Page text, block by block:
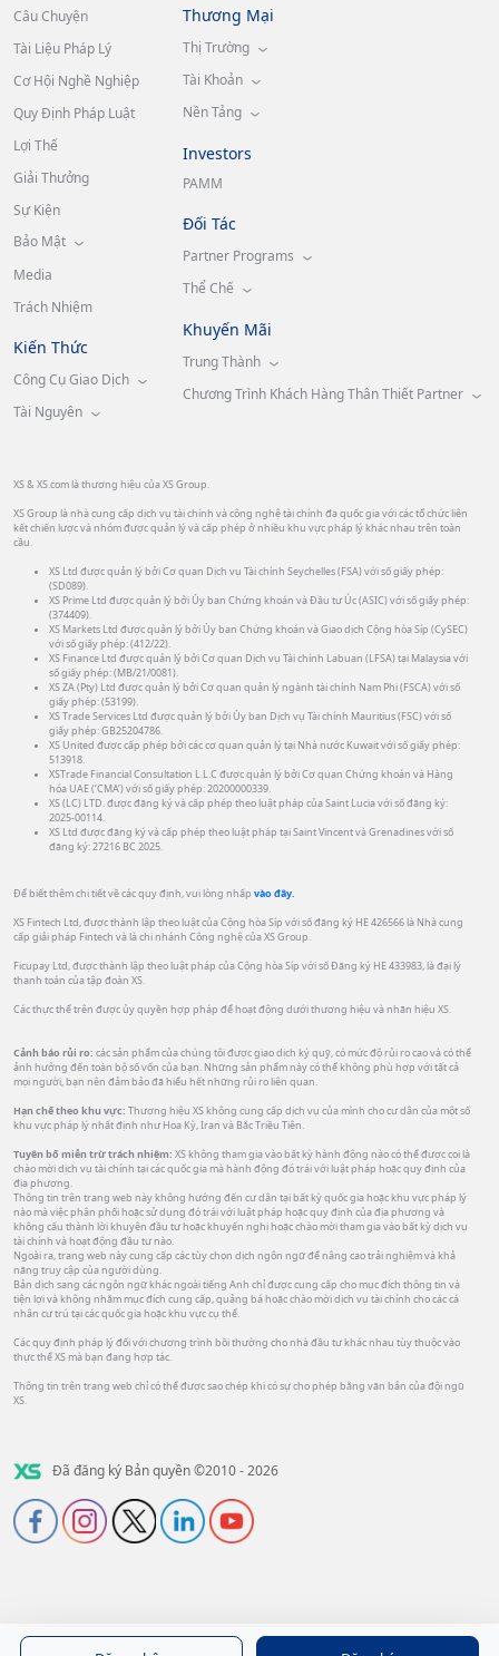
Câu Chuyện
Tài Liệu Pháp Lý
Cơ Hội Nghề Nghiệp
Quy Định Pháp Luật
Lợi Thế
Giải Thưởng
Sự Kiện
Bảo Mật
Media
Trách Nhiệm
Kiến Thức
Công Cụ Giao Dịch
Tài Nguyên
Thương Mại
Thị Trường
Tài Khoản
Nền Tảng
Investors
PAMM
Đối Tác
Partner Programs
Thể Chế
Khuyến Mãi
Trung Thành
Chương Trình Khách Hàng Thân Thiết Partner
XS & XS.com là thương hiệu của XS Group.
XS Group là nhà cung cấp dịch vụ tài chính và công nghệ tài chính đa quốc gia với các tổ chức liên
kết chiến lược và nhóm được quản lý và cấp phép ở nhiều khu vực pháp lý khác nhau trên toàn
cầu.
XS Ltd được quản lý bởi Cơ quan Dịch vụ Tài chính Seychelles (FSA) với số giấy phép:
(SD089).
XS Prime Ltd được quản lý bởi Ủy ban Chứng khoán và Đầu tư Úc (ASIC) với số giấy phép:
(374409).
XS Markets Ltd được quản lý bởi Ủy ban Chứng khoán và Giao dịch Cộng hòa Síp (CySEC)
với số giấy phép: (412/22).
XS Finance Ltd được quản lý bởi Cơ quan Dịch vụ Tài chính Labuan (LFSA) tại Malaysia với
số giấy phép: (MB/21/0081).
XS ZA (Pty) Ltd được quản lý bởi Cơ quan quản lý ngành tài chính Nam Phi (FSCA) với số
giấy phép: (53199).
XS Trade Services Ltd được quản lý bởi Ủy ban Dịch vụ Tài chính Mauritius (FSC) với số
giấy phép: GB25204786.
XS United được cấp phép bởi các cơ quan quản lý tại Nhà nước Kuwait với số giấy phép:
513918.
XSTrade Financial Consultation L.L.C được quản lý bởi Cơ quan Chứng khoán và Hàng
hóa UAE (‘CMA’) với số giấy phép: 20200000339.
XS (LC) LTD. được đăng ký và cấp phép theo luật pháp của Saint Lucia với số đăng ký:
2025-00114.
XS Ltd được đăng ký và cấp phép theo luật pháp tại Saint Vincent và Grenadines với số
đăng ký: 27216 BC 2025.
Để biết thêm chi tiết về các quy định, vui lòng nhấp vào đây.
XS Fintech Ltd, được thành lập theo luật của Cộng hòa Síp với số đăng ký HE 426566 là Nhà cung
cấp giải pháp Fintech và là chi nhánh Công nghệ của XS Group.
Ficupay Ltd, được thành lập theo luật pháp của Cộng hòa Síp với số Đăng ký HE 433983, là đại lý
thanh toán của tập đoàn XS.
Các thực thể trên được ủy quyền hợp pháp để hoạt động dưới thương hiệu và nhãn hiệu XS.
Cảnh báo rủi ro: các sản phẩm của chúng tôi được giao dịch ký quỹ, có mức độ rủi ro cao và có thể
ảnh hưởng đến toàn bộ số vốn của bạn. Những sản phẩm này có thể không phù hợp với tất cả
mọi người, bạn nên đảm bảo đã hiểu hết những rủi ro liên quan.
Hạn chế theo khu vực: Thương hiệu XS không cung cấp dịch vụ của mình cho cư dân của một số
khu vực pháp lý nhất định như Hoa Kỳ, Iran và Bắc Triều Tiên.
Tuyên bố miễn trừ trách nhiệm: XS không tham gia vào bất kỳ hành động nào có thể được coi là
chào mời dịch vụ tài chính tại các quốc gia mà hành động đó trái với luật pháp hoặc quy định của
địa phương.
Thông tin trên trang web này không hướng đến cư dân tại bất kỳ quốc gia hoặc khu vực pháp lý
nào mà việc phân phối hoặc sử dụng đó trái với luật pháp hoặc quy định của địa phương và
không cấu thành lời khuyên đầu tư hoặc khuyến nghị hoặc chào mời tham gia vào bất kỳ dịch vụ
tài chính và hoạt động đầu tư nào.
Ngoài ra, trang web này cung cấp các tùy chọn dịch ngôn ngữ để nâng cao trải nghiệm và khả
năng truy cập của người dùng.
Bản dịch sang các ngôn ngữ khác ngoài tiếng Anh chỉ được cung cấp cho mục đích thông tin và
tiện lợi và không nhằm mục đích cung cấp, quảng bá hoặc chào mời dịch vụ tài chính cho các cá
nhân cư trú tại các quốc gia hoặc khu vực cụ thể.
Các quy định pháp lý đối với chương trình bồi thường cho nhà đầu tư khác nhau tùy thuộc vào
thực thể XS mà bạn đang hợp tác.
Thông tin trên trang web chỉ có thể được sao chép khi có sự cho phép bằng văn bản của đội ngũ
XS.
Đã đăng ký Bản quyền ©2010 - 2026